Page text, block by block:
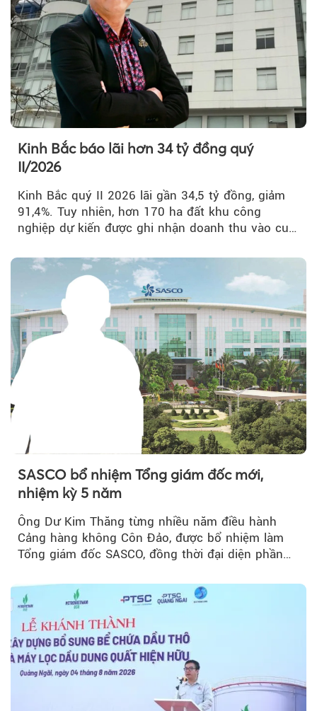
Kinh Bắc báo lãi hơn 34 tỷ đồng quý
II/2026
Kinh Bắc quý II 2026 lãi gần 34,5 tỷ đồng, giảm
91,4%. Tuy nhiên, hơn 170 ha đất khu công
nghiệp dự kiến được ghi nhận doanh thu vào cuối
SASCO bổ nhiệm Tổng giám đốc mới,
nhiệm kỳ 5 năm
Ông Dư Kim Thăng từng nhiều năm điều hành
Cảng hàng không Côn Đảo, được bổ nhiệm làm
Tổng giám đốc SASCO, đồng thời đại diện phần